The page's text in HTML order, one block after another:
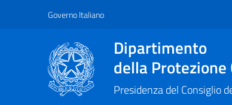
Vai al contenuto principale
Raggiungi il piè di pagina
Governo Italiano
Dipartimento
della Protezione
Presidenza del Consiglio